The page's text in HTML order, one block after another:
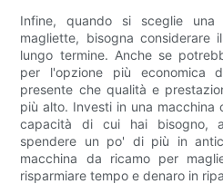
Infine, quando si sceglie
magliette, bisogna considerare
lungo termine. Anche se
per l'opzione più economica
presente che qualità e
più alto. Investi in una macchina
capacità di cui hai bisogno,
spendere un po' di più in
macchina da ricamo per
risparmiare tempo e denaro in